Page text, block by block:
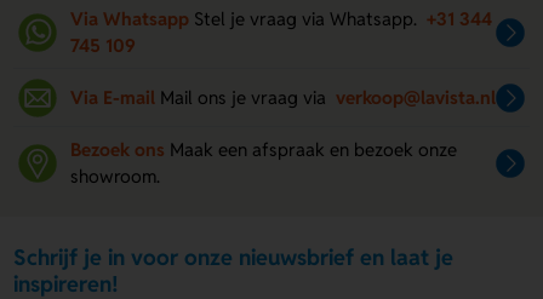
Via Whatsapp Stel je vraag via Whatsapp. +31 344
745 109
Via E-mail Mail ons je vraag via verkoop@lavista.nl
Bezoek ons Maak een afspraak en bezoek onze
showroom.
Schrijf je in voor onze nieuwsbrief en laat je
inspireren!